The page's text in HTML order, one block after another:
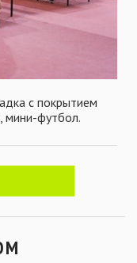
с покрытием
мини-футбол.